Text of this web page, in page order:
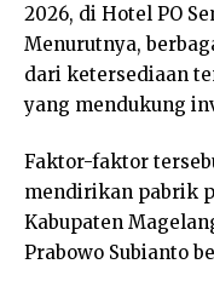
2026, di Hotel PO
Menurutnya,
dari ketersediaan
yang mendukung
Faktor-faktor
mendirikan pabrik
Kabupaten
Prabowo Subianto